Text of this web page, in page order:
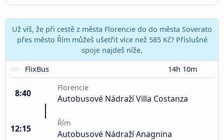
Už víš, že při cestě z města Florencie do do města Soverato
přes město Řím můžeš ušetřit více než 585 Kč? Příslušné
spoje najdeš níže.
FlixBus
14h 10m
8:40
Florencie
Autobusové Nádraží Villa Costanza
12:15
Řím
Autobusové Nádraží Anagnina